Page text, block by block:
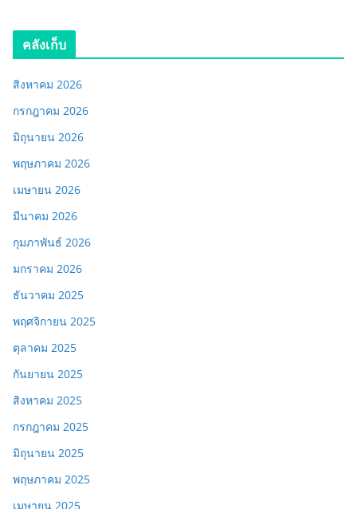
คลังเก็บ
สิงหาคม 2026
กรกฎาคม 2026
มิถุนายน 2026
พฤษภาคม 2026
เมษายน 2026
มีนาคม 2026
กุมภาพันธ์ 2026
มกราคม 2026
ธันวาคม 2025
พฤศจิกายน 2025
ตุลาคม 2025
กันยายน 2025
สิงหาคม 2025
กรกฎาคม 2025
มิถุนายน 2025
พฤษภาคม 2025
เมษายน 2025